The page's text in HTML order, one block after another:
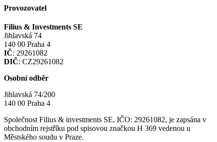
Provozovatel
Filius & Investments SE
Jihlavská 74
140 00 Praha 4
IČ: 29261082
DIČ: CZ29261082
Osobní odběr
Jihlavská 74/200
140 00 Praha 4
Společnost Filius & investments SE, IČO: 29261082, je zapsána v
obchodním rejstříku pod spisovou značkou H 369 vedenou u
Městského soudu v Praze.